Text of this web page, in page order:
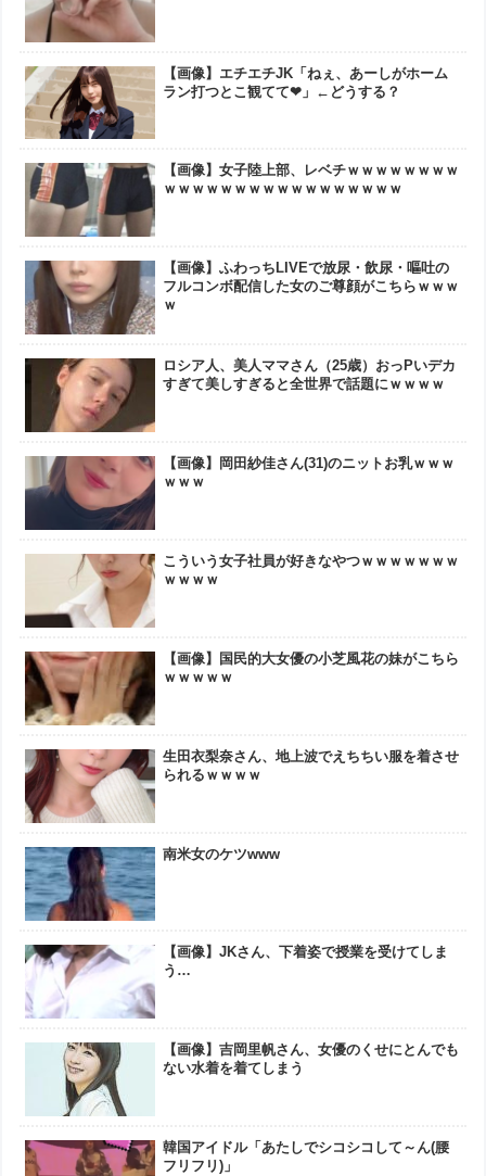
【画像】エチエチJK「ねぇ、あーしがホーム
ラン打つとこ観てて❤」←どうする？
【画像】女子陸上部、レベチｗｗｗｗｗｗｗｗ
ｗｗｗｗｗｗｗｗｗｗｗｗｗｗｗｗｗ
【画像】ふわっちLIVEで放尿・飲尿・嘔吐の
フルコンボ配信した女のご尊顔がこちらｗｗｗ
ｗ
ロシア人、美人ママさん（25歳）おっPいデカ
すぎて美しすぎると全世界で話題にｗｗｗｗ
【画像】岡田紗佳さん(31)のニットお乳ｗｗｗ
ｗｗｗ
こういう女子社員が好きなやつｗｗｗｗｗｗｗ
ｗｗｗｗ
【画像】国民的大女優の小芝風花の妹がこちら
ｗｗｗｗｗ
生田衣梨奈さん、地上波でえちちい服を着させ
られるｗｗｗｗ
南米女のケツwww
【画像】JKさん、下着姿で授業を受けてしま
う…
【画像】吉岡里帆さん、女優のくせにとんでも
ない水着を着てしまう
韓国アイドル「あたしでシコシコして～ん(腰
フリフリ)」